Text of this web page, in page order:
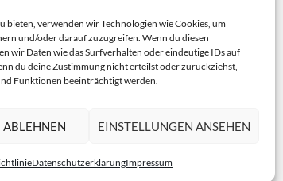
bieten, verwenden wir Technologien wie Cookies, um
und/oder darauf zuzugreifen. Wenn du diesen
wir Daten wie das Surfverhalten oder eindeutige IDs auf
du deine Zustimmung nicht erteilst oder zurückziehst,
Funktionen beeinträchtigt werden.
ABLEHNEN EINSTELLUNGEN ANSEHEN
DatenschutzerklärungImpressum